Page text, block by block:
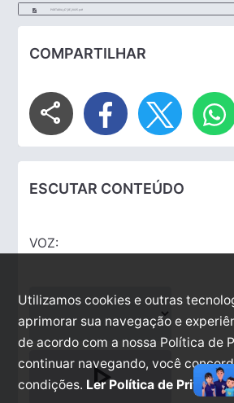
PORTARIA_47_DE_2025.pdf
COMPARTILHAR
share
ESCUTAR CONTEÚDO
VOZ:
play_arrow
Utilizamos cookies e outras
aprimorar sua navegação e
de acordo com a nossa Política de
continuar navegando, você
condições. Ler Política de